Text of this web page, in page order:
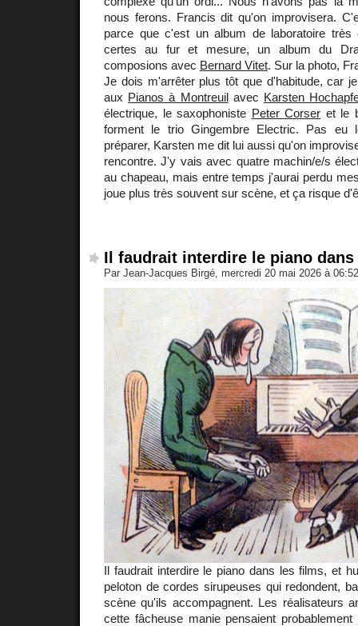
nous ferons. Francis dit qu'on improvisera.
parce que c'est un album de laboratoire très
certes au fur et mesure, un album du
composions avec Bernard Vitet. Sur la photo,
Je dois m'arrêter plus tôt que d'habitude, car
aux Pianos à Montreuilavec Karsten
électrique, le saxophoniste Peter Corser et le
forment le trio Gingembre Electric. Pas eu
préparer, Karsten me dit lui aussi qu'on
rencontre. J'y vais avec quatre machin/e/s
au chapeau, mais entre temps j'aurai perdu
joue plus très souvent sur scène, et ça risque
Il faudrait interdire le piano
Par Jean-Jacques Birgé, mercredi 20 mai 2026 à
Il faudrait interdire le piano dans les films, et
peloton de cordes sirupeuses qui redondent,
scène qu'ils accompagnent. Les réalisateurs
cette fâcheuse manie pensaient